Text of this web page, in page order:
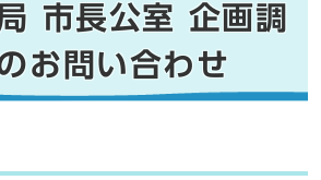
市長公室 企画調
お問い合わせ